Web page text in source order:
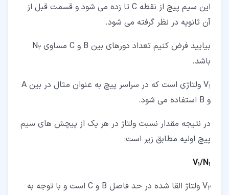
این سیم پیچ از نقطه C تا زده می شود و قسمت قبل از
آن ثانویه در نظر گرفته می شود.
بیایید فرض کنیم تعداد دورهای بین B و C مساوی N
2
باشد.
V1
ولتاژی است که در سراسر پیچ به عنوان مثال در بین A
و B استفاده می شود.
در نتیجه مقدار نسبت ولتاژ در هر یک از پیچش های سیم
پیچ اولیه مطابق زیر است:
V1/N1
V2
ولتاژ القا شده در حد فاصل B و C است و با توجه به